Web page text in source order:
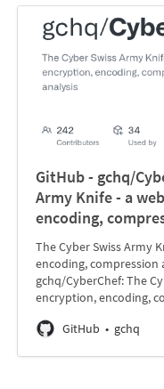
GitHub - gchq/
Army Knife - a
encoding,
The Cyber Swiss Army
encoding, compression
gchq/CyberChef: The
encryption, encoding,
GitHub
gchq